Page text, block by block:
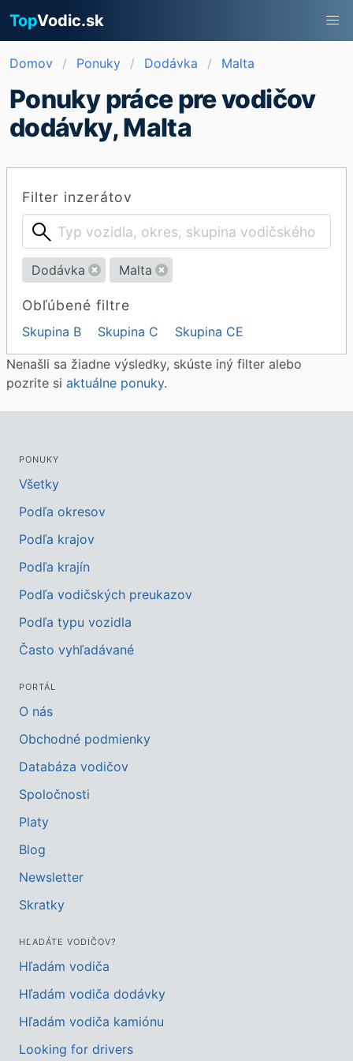
TopVodic.sk
Domov Ponuky Dodávka Malta
Ponuky práce pre vodičov
dodávky, Malta
Filter inzerátov
Dodávka Malta
Obľúbené filtre
Skupina B Skupina C Skupina CE
Nenašli sa žiadne výsledky, skúste iný filter alebo
pozrite si aktuálne ponuky.
PONUKY
Všetky
Podľa okresov
Podľa krajov
Podľa krajín
Podľa vodičských preukazov
Podľa typu vozidla
Často vyhľadávané
PORTÁL
O nás
Obchodné podmienky
Databáza vodičov
Spoločnosti
Platy
Blog
Newsletter
Skratky
HĽADÁTE VODIČOV?
Hľadám vodiča
Hľadám vodiča dodávky
Hľadám vodiča kamiónu
Looking for drivers